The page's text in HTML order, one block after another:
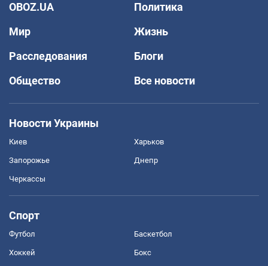
OBOZ.UA
Политика
Мир
Жизнь
Расследования
Блоги
Общество
Все новости
Новости Украины
Киев Харьков
Запорожье Днепр
Черкассы
Спорт
Футбол Баскетбол
Хоккей Бокс